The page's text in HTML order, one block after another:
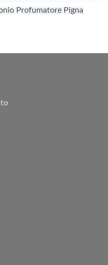
Profumatore Pigna